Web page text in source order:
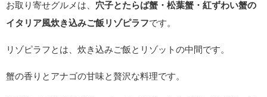
お取り寄せグルメは、 穴子とたらば蟹・松葉蟹・紅ずわい蟹の
イタリア風炊き込みご飯リゾピラフです。
リゾピラフとは、炊き込みご飯とリゾットの中間です。
蟹の香りとアナゴの甘味と贅沢な料理です。